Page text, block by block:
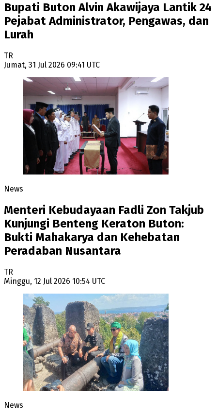
Bupati Buton Alvin Akawijaya Lantik 24
Pejabat Administrator, Pengawas, dan
Lurah
TR
Jumat, 31 Jul 2026 09:41 UTC
News
Menteri Kebudayaan Fadli Zon Takjub
Kunjungi Benteng Keraton Buton:
Bukti Mahakarya dan Kehebatan
Peradaban Nusantara
TR
Minggu, 12 Jul 2026 10:54 UTC
News